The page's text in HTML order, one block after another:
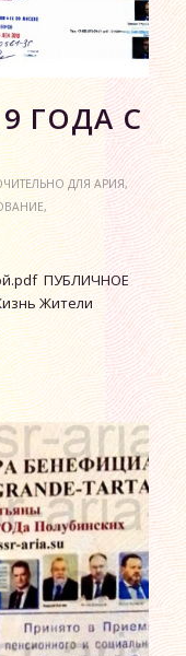
ГОДА С
ДЛЯ АРИЯ,
,
ПУБЛИЧНОЕ
Жители